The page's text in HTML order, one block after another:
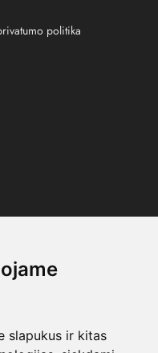
slapukus ir kitas
politika